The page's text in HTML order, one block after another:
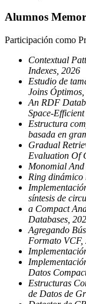
Alumnos
Participación como
Contextual
Indexes, 2026
Estudio de
Joins
An RDF
Space-
Estructura
basada en
Gradual
Evaluation Of
Monomial
Ring dinámico
síntesis de
a Compact
Databases,
Agregando
Formato VCF,
Datos
Estructuras
de Datos de